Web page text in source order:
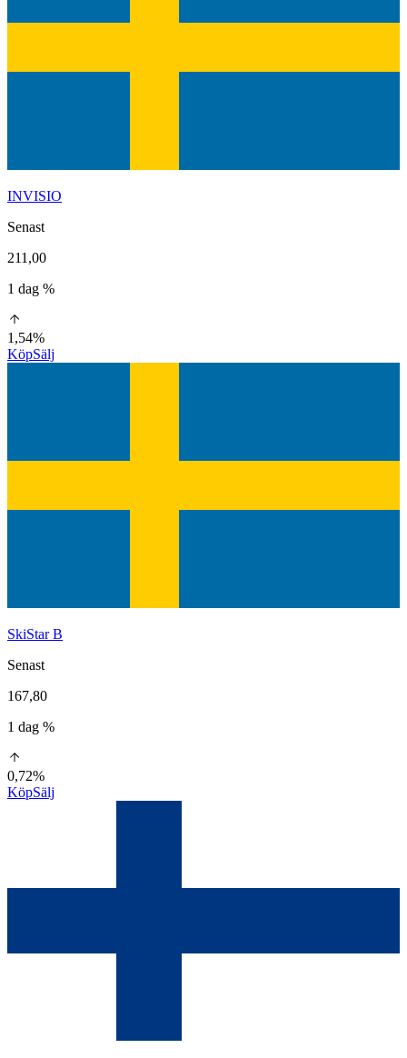
INVISIO
Senast
211,00
1 dag %
1,54%
KöpSälj
SkiStar B
Senast
167,80
1 dag %
0,72%
KöpSälj